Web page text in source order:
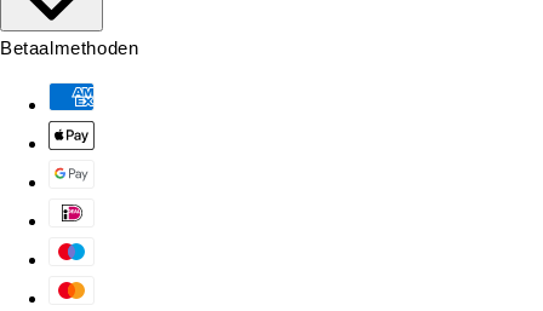
Betaalmethoden